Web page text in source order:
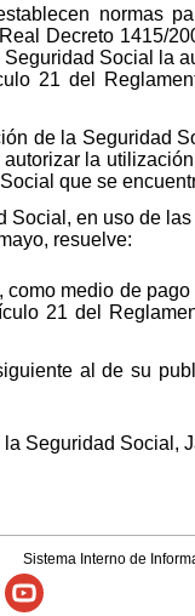
normas
Decreto 1415/
Social la
21 del
de la Seguridad
la
que se
Social, en uso de
resuelve:
medio de
21 del
al de su
Seguridad Social,
Sistema Interno de